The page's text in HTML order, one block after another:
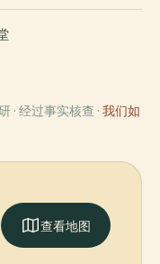
经过事实核查 · 我们如
查看地图